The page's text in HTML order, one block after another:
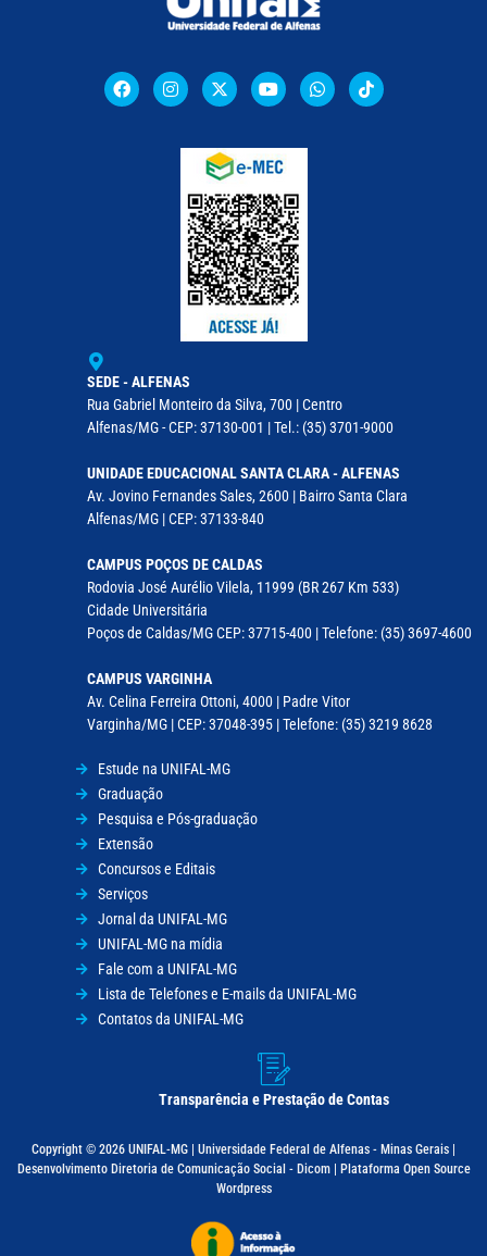
SEDE - ALFENAS
Rua Gabriel Monteiro da Silva, 700 | Centro
Alfenas/MG - CEP: 37130-001 | Tel.: (35) 3701-9000
UNIDADE EDUCACIONAL SANTA CLARA - ALFENAS
Av. Jovino Fernandes Sales, 2600 | Bairro Santa Clara
Alfenas/MG | CEP: 37133-840
CAMPUS POÇOS DE CALDAS
Rodovia José Aurélio Vilela, 11999 (BR 267 Km 533)
Cidade Universitária
Poços de Caldas/MG CEP: 37715-400 | Telefone: (35) 3697-4600
CAMPUS VARGINHA
Av. Celina Ferreira Ottoni, 4000 | Padre Vitor
Varginha/MG | CEP: 37048-395 | Telefone: (35) 3219 8628
Estude na UNIFAL-MG
Graduação
Pesquisa e Pós-graduação
Extensão
Concursos e Editais
Serviços
Jornal da UNIFAL-MG
UNIFAL-MG na mídia
Fale com a UNIFAL-MG
Lista de Telefones e E-mails da UNIFAL-MG
Contatos da UNIFAL-MG
Transparência e Prestação de Contas
Copyright © 2026 UNIFAL-MG | Universidade Federal de Alfenas - Minas Gerais |
Desenvolvimento Diretoria de Comunicação Social - Dicom | Plataforma Open Source
Wordpress